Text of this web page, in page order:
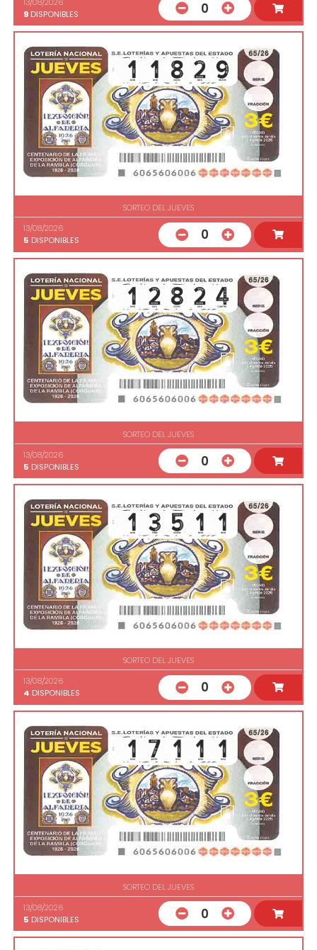
9 DISPONIBLES 0
SORTEO DEL JUEVES
13/08/2026
5 DISPONIBLES 0
SORTEO DEL JUEVES
13/08/2026
5 DISPONIBLES 0
SORTEO DEL JUEVES
13/08/2026
4 DISPONIBLES 0
SORTEO DEL JUEVES
13/08/2026
5 DISPONIBLES 0